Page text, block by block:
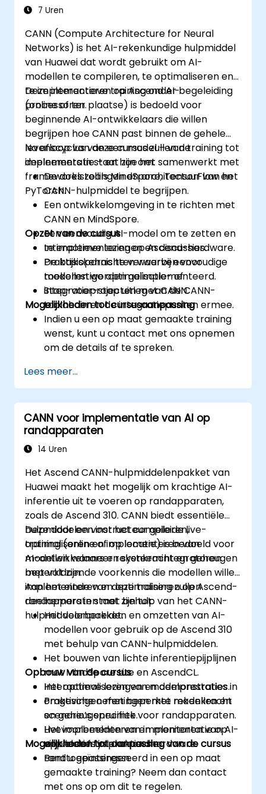
daadwerkelijke problemen in de praktijk
De ethische gevolgen van AI-
toepassingen binnen diverse sectoren te
evalueren.
7 Uren
CANN (Compute Architecture for Neural
Networks) is het AI-rekenkundige hulpmiddel
van Huawei dat wordt gebruikt om AI-
modellen te compileren, te optimaliseren en
te implementeren op Ascend AI-
processoren.
Deze interactieve training onder begeleiding
(online of ter plaatse) is bedoeld voor
beginnende AI-ontwikkelaars die willen
begrijpen hoe CANN past binnen de gehele
levenscyclus van een model – van training tot
implementatie – en hoe het samenwerkt met
frameworks zoals MindSpore, TensorFlow en
PyTorch.
Na afloop van deze cursus zullen de
deelnemers in staat zijn om:
De doelstellingen en architectuur van het
CANN-hulpmiddel te begrijpen.
Een ontwikkelomgeving in te richten met
CANN en MindSpore.
Een eenvoudig AI-model om te zetten en
te implementeren op Ascend-hardware.
De basiskennis te verwerven voor
toekomstige optimalisatie- of
integratieprojecten met CANN.
Opzet van de cursus
Interactieve lezingen en discussies.
Praktijkopdrachten waarbij eenvoudige
modellen worden geïmplementeerd.
Stap-voor-stap uitleg van de CANN-
toolchain en de integratiepunten ermee.
Mogelijkheden tot cursusaanpassing
Indien u een op maat gemaakte training
wenst, kunt u contact met ons opnemen
om de details af te spreken.
Lees meer...
CANN voor implementatie van AI op
randapparaten
14 Uren
Het Ascend CANN-hulpmiddelenpakket van
Huawei maakt het mogelijk om krachtige AI-
inferentie uit te voeren op randapparaten,
zoals de Ascend 310. CANN biedt essentiële
hulpmiddelen voor het compileren,
optimaliseren en implementeren van
modellen wanneer rekenkracht en geheugen
beperkt zijn.
Deze door een instructeur geleide live-
training (online of op locatie) is bedoeld voor
AI-ontwikkelaars en systeemintegratoren
met voldoende voorkennis die modellen willen
implementeren en optimaliseren op Ascend-
randapparaten met behulp van het CANN-
hulpmiddelenpakket.
Aan het einde van deze training zullen
deelnemers in staat zijn tot:
Het voorbereiden en omzetten van AI-
modellen voor gebruik op de Ascend 310
met behulp van CANN-hulpmiddelen.
Het bouwen van lichte inferentiepijplijnen
met MindSpore Lite en AscendCL.
Het optimaliseren van modelprestaties in
omgevingen met beperkte rekenkracht
en geheugenruimte.
Het implementeren en monitoren van AI-
applicaties in praktische
randtoepassingen.
Opbouw van de cursus
Interactieve lezingen en demonstraties.
Praktische oefeningen met modellen en
scenario’s specifiek voor randapparaten.
Livevoorbeelden van implementatie op
virtuele of fysieke randhardware.
Mogelijkheden tot aanpassing van de cursus
Bent u geïnteresseerd in een op maat
gemaakte training? Neem dan contact
met ons op om dit te regelen.